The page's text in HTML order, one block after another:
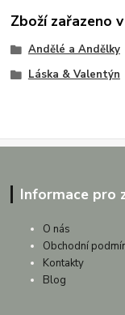
Zboží zařazeno
Andělé a Andělky
Láska & Valentýn
Informace pro
O nás
Obchodní
Kontakty
Blog